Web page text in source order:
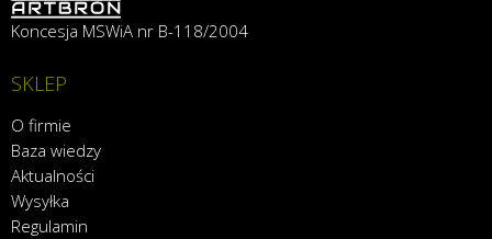
Koncesja MSWiA nr B-118/2004
SKLEP
O firmie
Baza wiedzy
Aktualności
Wysyłka
Regulamin